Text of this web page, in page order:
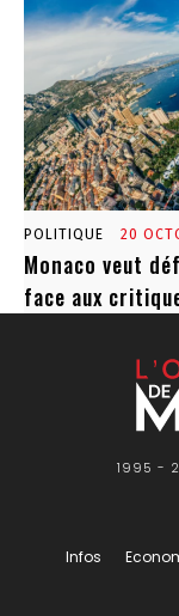
POLITIQUE 20
Monaco veut
face aux
1995 -
Infos